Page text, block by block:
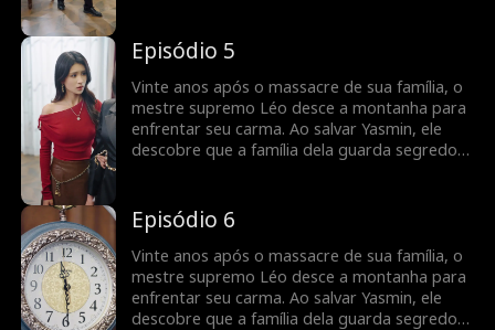
Episódio 5
Vinte anos após o massacre de sua família, o
mestre supremo Léo desce a montanha para
enfrentar seu carma. Ao salvar Yasmin, ele
descobre que a família dela guarda segredos
Episódio 6
Vinte anos após o massacre de sua família, o
mestre supremo Léo desce a montanha para
enfrentar seu carma. Ao salvar Yasmin, ele
descobre que a família dela guarda segredos